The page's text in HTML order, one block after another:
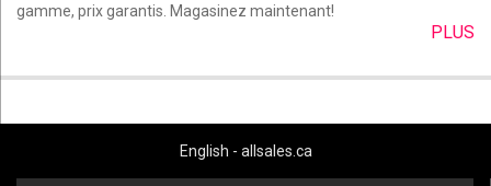
gamme, prix garantis. Magasinez maintenant!
PLUS
English - allsales.ca